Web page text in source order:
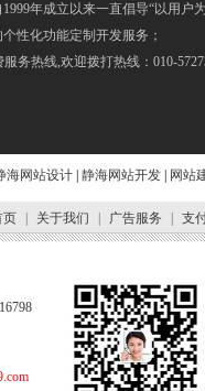
年成立以来一直倡导“以用户
性化功能定制开发服务；
务热线,欢迎拨打热线：010-
海网站设计 静海网站开发 网站
页 关于我们 广告服务 支